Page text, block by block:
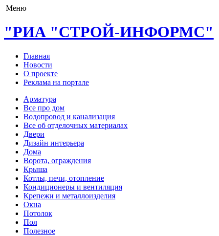
Меню
"РИА "СТРОЙ-ИНФОРМС"
Главная
Новости
О проекте
Реклама на портале
Арматура
Все про дом
Водопровод и канализация
Все об отделочных материалах
Двери
Дизайн интерьера
Дома
Ворота, ограждения
Крыша
Котлы, печи, отопление
Кондиционеры и вентиляция
Крепежи и металлоизделия
Окна
Потолок
Пол
Полезное